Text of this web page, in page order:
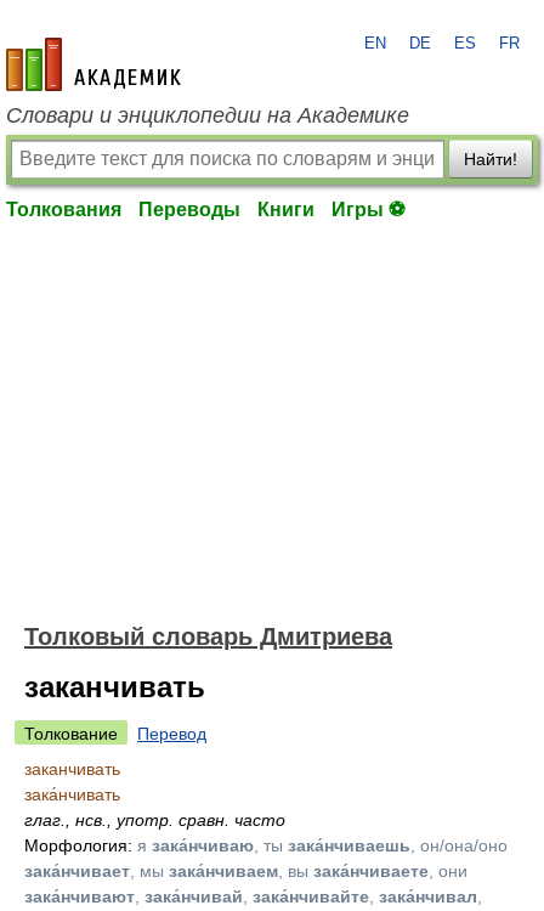
academic.ru
EN DE ES FR
Словари и энциклопедии на Академике
Найти!
Толкования Переводы Книги Игры ⚽
Толковый словарь Дмитриева
заканчивать
Толкование
Перевод
заканчивать
зака́нчивать
глаг.
нсв.
употр. сравн. часто
Морфология: я зака́нчиваю , ты зака́нчиваешь , он/она/оно
зака́нчивает , мы зака́нчиваем , вы зака́нчиваете , они
зака́нчивают зака́нчивай зака́нчивайте зака́нчивал